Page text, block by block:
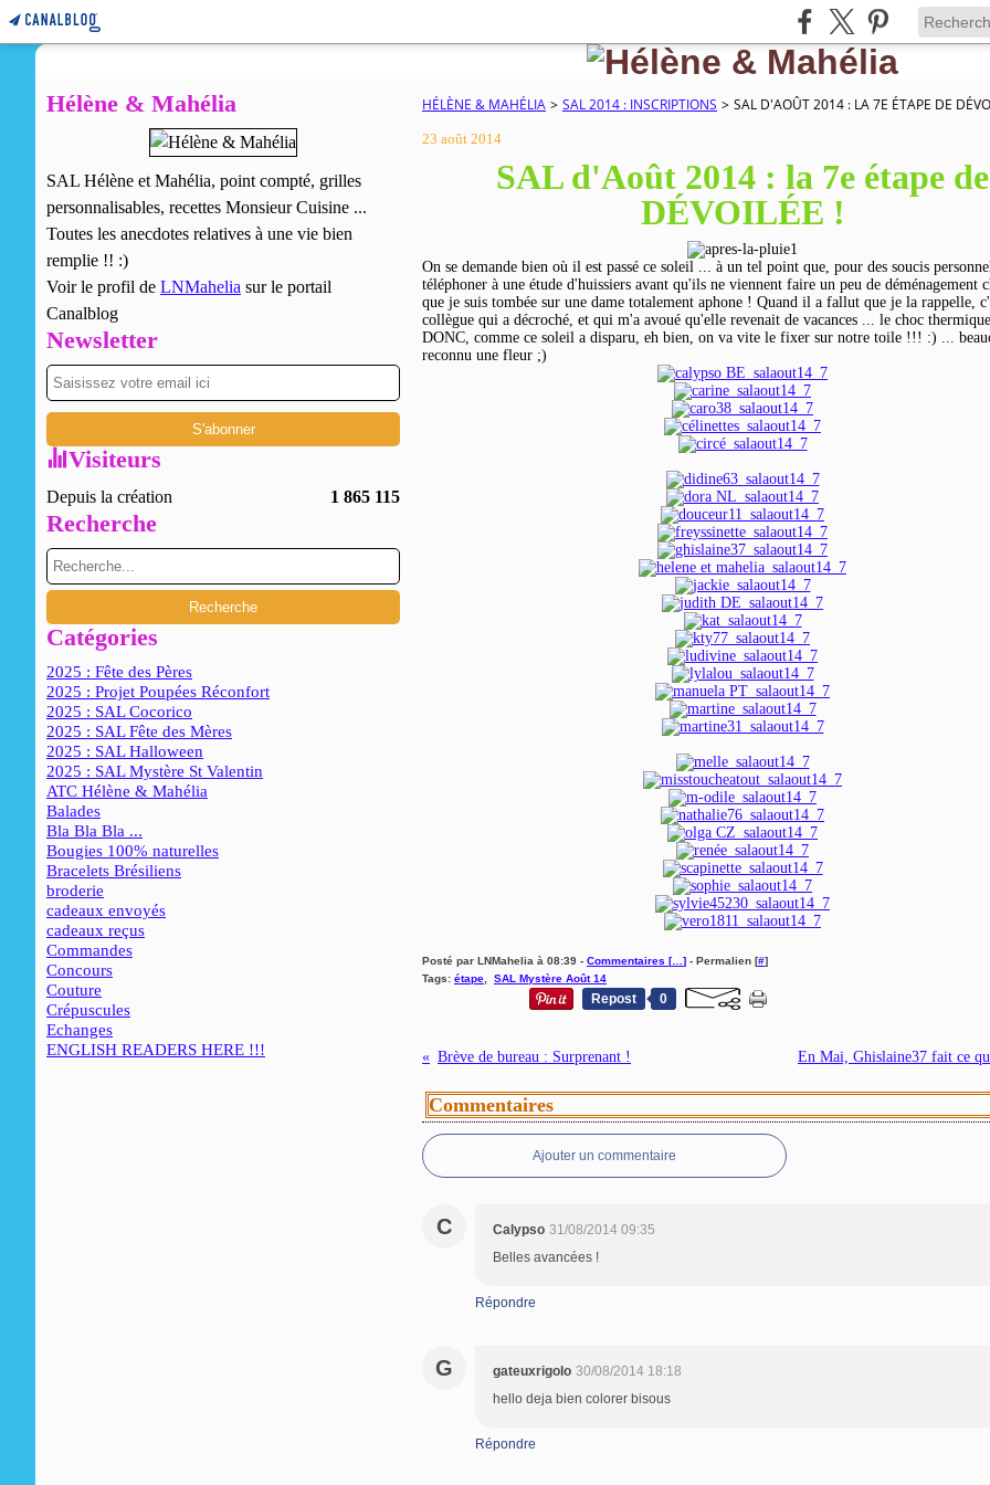
Hélène & Mahélia
SAL Hélène et Mahélia, point compté, grilles
personnalisables, recettes Monsieur Cuisine ...
Toutes les anecdotes relatives à une vie bien
remplie !! :)
Voir le profil de LNMahelia sur le portail
Canalblog
Newsletter
Visiteurs
Depuis la création 1 865 115
Recherche
Catégories
2025 : Fête des Pères
2025 : Projet Poupées Réconfort
2025 : SAL Cocorico
2025 : SAL Fête des Mères
2025 : SAL Halloween
2025 : SAL Mystère St Valentin
ATC Hélène & Mahélia
Balades
Bla Bla Bla ...
Bougies 100% naturelles
Bracelets Brésiliens
broderie
cadeaux envoyés
cadeaux reçus
Commandes
Concours
Couture
Crépuscules
Echanges
ENGLISH READERS HERE !!!
HÉLÈNE & MAHÉLIA > SAL 2014 : INSCRIPTIONS > SAL D'AOÛT 2014 : LA 7E ÉTAPE DE
23 août 2014
SAL d'Août 2014 : la 7e étape de
DÉVOILÉE !
On se demande bien où il est passé ce soleil ... à un tel point que, pour des soucis
téléphoner à une étude d'huissiers avant qu'ils ne viennent faire un peu de déménagement
que je suis tombée sur une dame totalement aphone ! Quand il a fallut que je la rappelle,
collègue qui a décroché, et qui m'a avoué qu'elle revenait de vacances ... le choc
DONC, comme ce soleil a disparu, eh bien, on va vite le fixer sur notre toile !!! :) ...
reconnu une fleur ;)
Posté par LNMahelia à 08:39 - Commentaires [… ] - Permalien [#]
Tags: étape SAL Mystère Août 14
Repost 0
Brève de bureau : Surprenant ! En Mai, Ghislaine37 fait ce
Commentaires
Ajouter un commentaire
C Calypso 31/08/2014 09:35
Belles avancées !
Répondre
G gateuxrigolo 30/08/2014 18:18
hello deja bien colorer bisous
Répondre